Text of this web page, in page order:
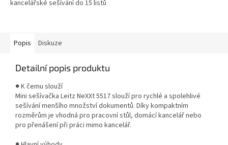
kancelářské sešívání do 15 listů
Popis
Diskuze
Detailní popis produktu
● K čemu slouží
Mini sešívačka Leitz NeXXt 5517 slouží pro rychlé a spolehlivé
sešívání menšího množství dokumentů. Díky kompaktním
rozměrům je vhodná pro pracovní stůl, domácí kancelář nebo
pro přenášení při práci mimo kancelář.